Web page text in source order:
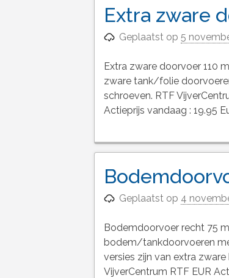
Extra zware
Geplaatst op5
Extra zware doorvoer 110
zware tank/folie
schroeven. RTF
Actieprijs vandaag : 19.95
Geplaatst op 4
Bodemdoorvoer recht 75
bodem/tankdoorvoeren
versies zijn van extra
VijverCentrum RTF EUR